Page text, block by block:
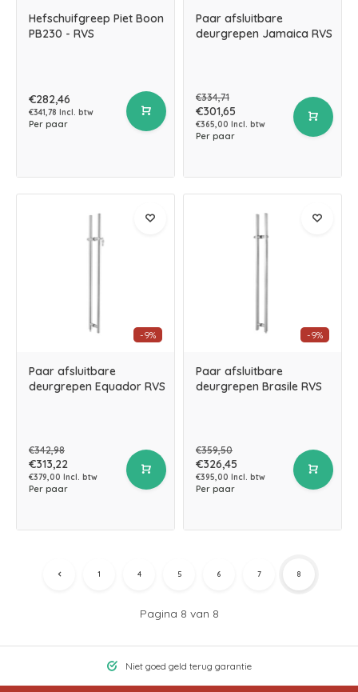
Hefschuifgreep Piet Boon
PB230 - RVS
€282,46
€341,78 Incl. btw
Per paar
Paar afsluitbare
deurgrepen Jamaica RVS
€334,71
€301,65
€365,00 Incl. btw
Per paar
-9%
Paar afsluitbare
deurgrepen Equador RVS
€342,98
€313,22
€379,00 Incl. btw
Per paar
-9%
Paar afsluitbare
deurgrepen Brasile RVS
€359,50
€326,45
€395,00 Incl. btw
Per paar
Pagina 8 van 8
1 4 5 6 7 8
Niet goed geld terug garantie